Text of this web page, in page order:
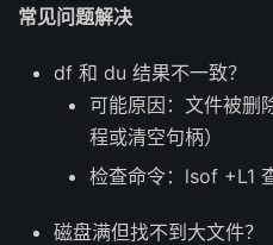
常见问题解决
df 和 du 结果不一致？
可能原因：文件被删
程或清空句柄）
检查命令：lsof +L1
磁盘满但找不到大文件？